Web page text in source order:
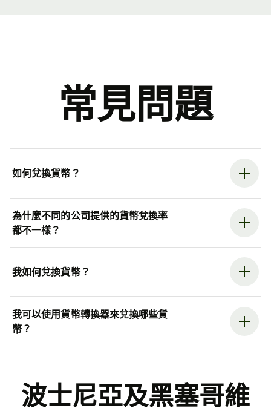
常見問題
如何兌換貨幣？
為什麼不同的公司提供的貨幣兌換率
都不一樣？
我如何兌換貨幣？
我可以使用貨幣轉換器來兌換哪些貨
幣？
波士尼亞及黑塞哥維